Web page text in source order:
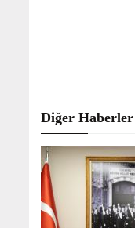
Diğer Haberler